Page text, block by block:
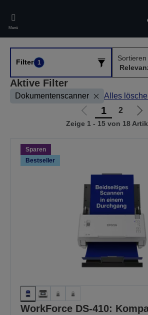
main
content
Menü
Filter 1
Sortieren
Aktive Filter
Dokumentenscanner Alles
Zur
vorherigen
1 2
Zur
Zeige 1 - 15 von 18
Sparen
Bestseller
WorkForce DS-410: